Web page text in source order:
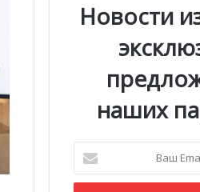
Новости
наших
Email
адрес